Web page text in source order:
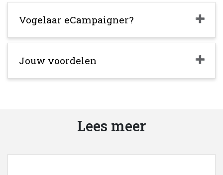
Vogelaar eCampaigner?
Jouw voordelen
Lees meer